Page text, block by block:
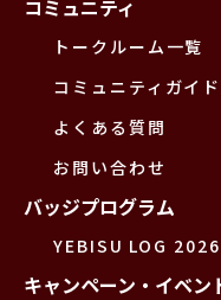
コミュニティ
トークルーム一覧
コミュニティガイ
よくある質問
お問い合わせ
バッジプログラム
YEBISU LOG 2026
キャンペーン・イベン